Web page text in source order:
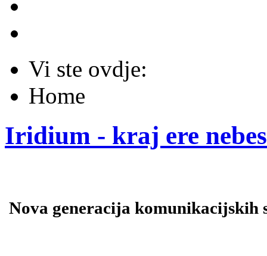
Vi ste ovdje:
Home
Iridium - kraj ere
Nova generacija komunikacijskih